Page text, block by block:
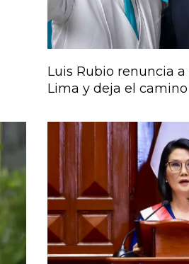
Luis Rubio renuncia
Lima y deja el